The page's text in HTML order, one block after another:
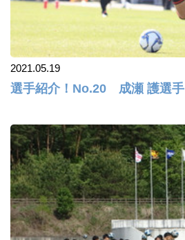
2021.05.19
選手紹介！No.20 成瀬 護選手